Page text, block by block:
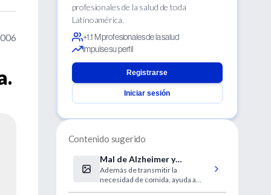
profesionales de la salud de toda
Latinoamérica.
+1.1 M profesionales de la salud
Impulse su perfil
Registrarse
Iniciar sesión
Contenido sugerido
Mal de Alzheimer y
trastornos del aprendizaje.
Además de transmitir la
necesidad de comida, ayuda a